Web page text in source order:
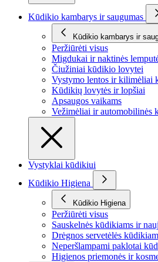
Kūdikio kambarys ir saugumas
Kūdikio kambarys ir
Peržiūrėti visus
Migdukai ir naktinės
Čiužiniai kūdikio lovytei
Vystymo lentos ir kilimėliai
Kūdikių lovytės ir lopšiai
Apsaugos vaikams
Vežimėliai ir automobilinės
Vystyklai kūdikiui
Kūdikio Higiena
Kūdikio Higiena
Peržiūrėti visus
Sauskelnės kūdikiams ir
Drėgnos servetėlės
Neperšlampami paklotai
Higienos priemonės ir